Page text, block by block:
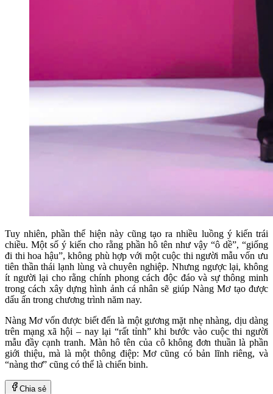
Tuy nhiên, phần thể hiện này cũng tạo ra nhiều luồng ý kiến trái
chiều. Một số ý kiến cho rằng phần hô tên như vậy “ô dề”, “giống
đi thi hoa hậu”, không phù hợp với một cuộc thi người mẫu vốn ưu
tiên thần thái lạnh lùng và chuyên nghiệp. Nhưng ngược lại, không
ít người lại cho rằng chính phong cách độc đáo và sự thông minh
trong cách xây dựng hình ảnh cá nhân sẽ giúp Nàng Mơ tạo được
dấu ấn trong chương trình năm nay.
Nàng Mơ vốn được biết đến là một gương mặt nhẹ nhàng, dịu dàng
trên mạng xã hội – nay lại “rất tỉnh” khi bước vào cuộc thi người
mẫu đầy cạnh tranh. Màn hô tên của cô không đơn thuần là phần
giới thiệu, mà là một thông điệp: Mơ cũng có bản lĩnh riêng, và
“nàng thơ” cũng có thể là chiến binh.
Chia sẻ